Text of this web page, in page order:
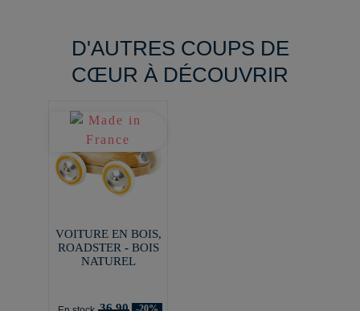
D'AUTRES COUPS DE
CŒUR À DÉCOUVRIR
VOITURE EN BOIS,
ROADSTER - BOIS
NATUREL
36,90 -20%